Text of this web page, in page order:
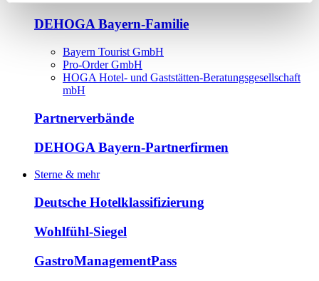
DEHOGA Bayern-Familie
Bayern Tourist GmbH
Pro-Order GmbH
HOGA Hotel- und Gaststätten-Beratungsgesellschaft
mbH
Partnerverbände
DEHOGA Bayern-Partnerfirmen
Sterne & mehr
Deutsche Hotelklassifizierung
Wohlfühl-Siegel
GastroManagementPass